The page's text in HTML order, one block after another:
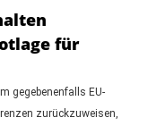
für
gegebenenfalls EU-
zurückzuweisen,